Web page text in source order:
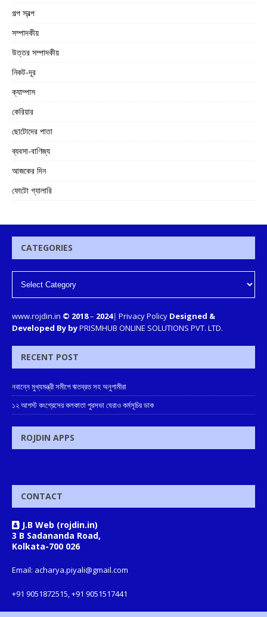
গল্প স্বল্প
সম্পাদকীয়
উত্তর সম্পাদকীয়
নিকট-দূর
ক্যাম্পাস
কেরিয়ার
ছোটোদের পাতা
ব্যবসা-বাণিজ্য
আজকের দিন
ফোটো গ্যালারি
CATEGORIES
www.rojdin.in © 2018– 2024| Privacy Policy Designed &
Developed By byPRISMHUB ONLINE SOLUTIONS PVT. LTD.
RECENT POST
নবান্নে মুখ্যমন্ত্রী সমীপে ঋতব্রত সহ অনুগামীরা
১২ আগস্ট কংগ্রেসের কলকাতা পুরসভা ঘেরাও কর্মসূচির ডাক
ROJDIN APPS
CONTACT
J.B Web (rojdin.in)
3 B Sadananda Road,
Kolkata-700 026
Email: acharya.piyali@gmail.com
+91 9051872515, +91 9051517441